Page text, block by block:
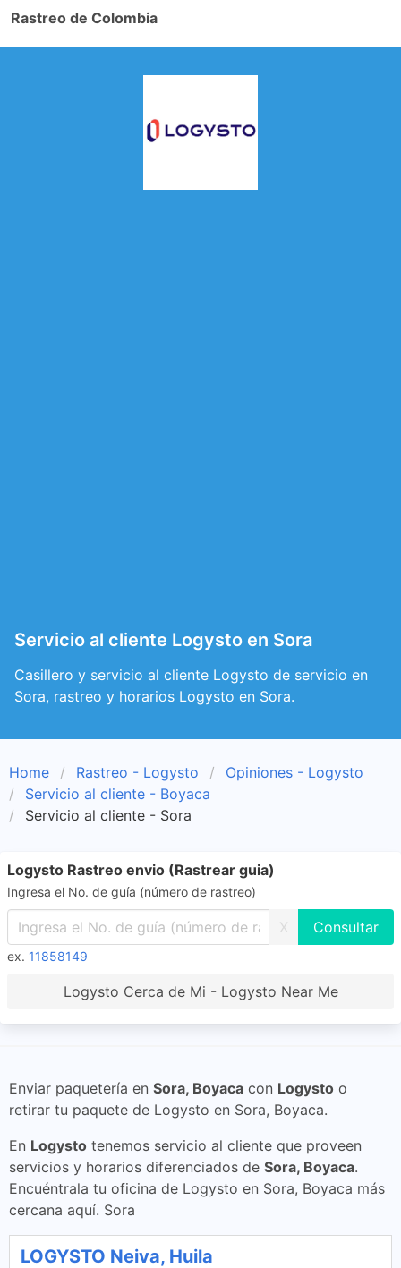
Rastreo de Colombia
Servicio al cliente Logysto en Sora
Casillero y servicio al cliente Logysto de servicio en
Sora, rastreo y horarios Logysto en Sora.
Home Rastreo - Logysto
Opiniones - Logysto
Servicio al cliente - Boyaca
Servicio al cliente - Sora
Logysto Rastreo envio (Rastrear guia)
Ingresa el No. de guía (número de rastreo)
X
ex. 11858149
Logysto Cerca de Mi - Logysto Near Me
Enviar paquetería en Sora, Boyaca con Logysto o
retirar tu paquete de Logysto en Sora, Boyaca.
En Logysto tenemos servicio al cliente que proveen
servicios y horarios diferenciados de Sora, Boyaca.
Encuéntrala tu oficina de Logysto en Sora, Boyaca más
cercana aquí. Sora
LOGYSTO Neiva, Huila